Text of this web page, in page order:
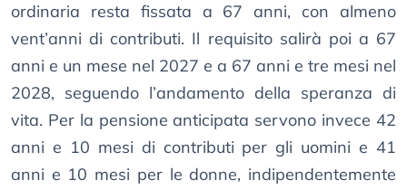
ordinaria resta fissata a 67 anni, con almeno
vent’anni di contributi. Il requisito salirà poi a 67
anni e un mese nel 2027 e a 67 anni e tre mesi nel
2028, seguendo l’andamento della speranza di
vita. Per la pensione anticipata servono invece 42
anni e 10 mesi di contributi per gli uomini e 41
anni e 10 mesi per le donne, indipendentemente